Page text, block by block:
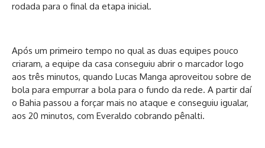
rodada para o final da etapa inicial.
Após um primeiro tempo no qual as duas equipes pouco
criaram, a equipe da casa conseguiu abrir o marcador logo
aos três minutos, quando Lucas Manga aproveitou sobre de
bola para empurrar a bola para o fundo da rede. A partir daí
o Bahia passou a forçar mais no ataque e conseguiu igualar,
aos 20 minutos, com Everaldo cobrando pênalti.